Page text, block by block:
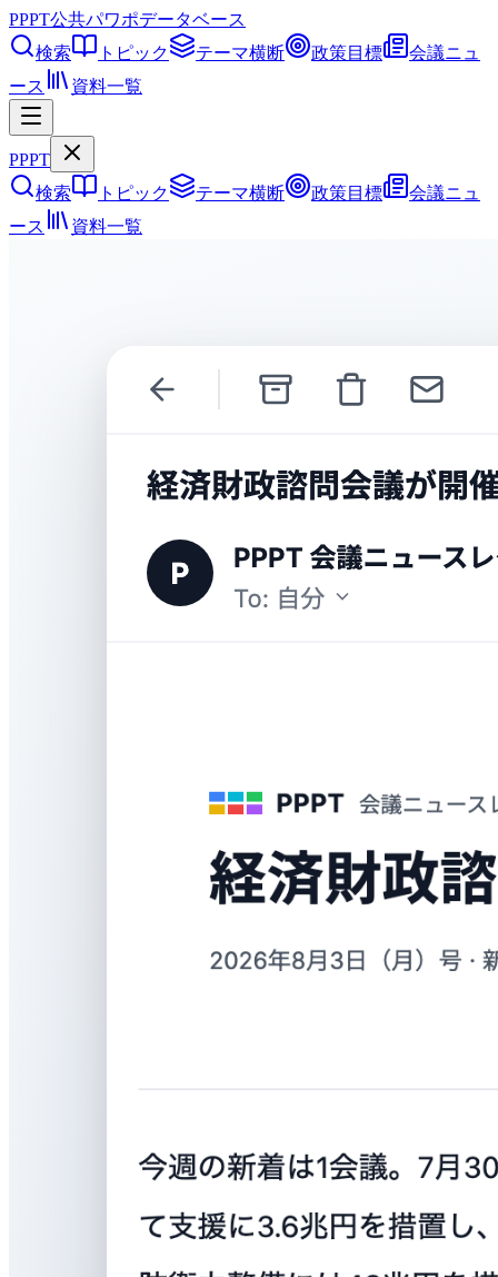
PPPT公共パワポデータベース
検索
トピック テーマ横断 政策目標
会議ニュ
ース
資料一覧
PPPT
検索
トピック テーマ横断 政策目標
会議ニュ
ース
資料一覧